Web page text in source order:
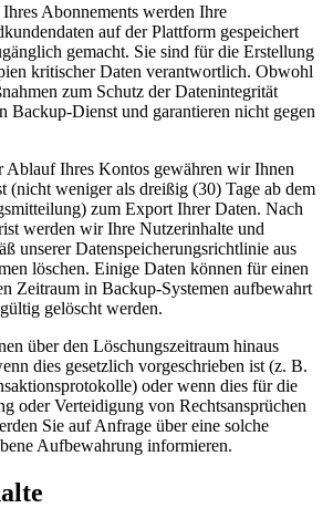
Abonnements werden Ihre
auf der Plattform gespeichert
gemacht. Sie sind für die Erstellung
kritischer Daten verantwortlich. Obwohl
zum Schutz der Datenintegrität
Backup-Dienst und garantieren nicht gegen
Ablauf Ihres Kontos gewähren wir Ihnen
(nicht weniger als dreißig (30) Tage ab dem
zum Export Ihrer Daten. Nach
werden wir Ihre Nutzerinhalte und
unserer Datenspeicherungsrichtlinie aus
löschen. Einige Daten können für einen
Zeitraum in Backup-Systemen aufbewahrt
gelöscht werden.
über den Löschungszeitraum hinaus
dies gesetzlich vorgeschrieben ist (z. B.
oder wenn dies für die
oder Verteidigung von Rechtsansprüchen
Sie auf Anfrage über eine solche
Aufbewahrung informieren.